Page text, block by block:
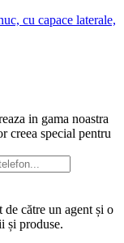
cu capace laterale,
in gama noastra
creea special pentru
către un agent și o
și produse.